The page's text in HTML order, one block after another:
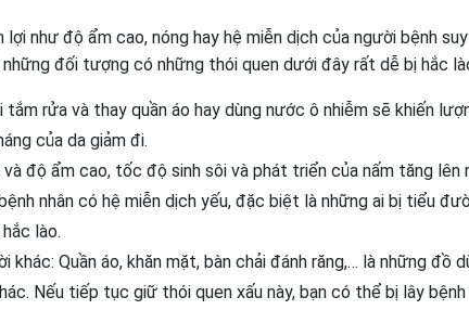
như độ ẩm cao, nóng hay hệ miễn dịch của người bệnh
đối tượng có những thói quen dưới đây rất dễ bị hắc
rửa và thay quần áo hay dùng nước ô nhiễm sẽ khiến
của da giảm đi.
độ ẩm cao, tốc độ sinh sôi và phát triển của nấm tăng lên
nhân có hệ miễn dịch yếu, đặc biệt là những ai bị tiểu
lào.
khác: Quần áo, khăn mặt, bàn chải đánh răng,… là những đồ
Nếu tiếp tục giữ thói quen xấu này, bạn có thể bị lây